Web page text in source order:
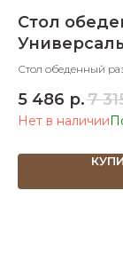
Стол
Стол обеденный
виде 1400х700 ШхД
5 486 р.7
Нет в наличии